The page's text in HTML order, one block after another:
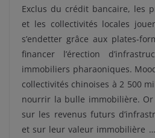
Exclus du crédit bancaire, les
et les collectivités locales
s’endetter grâce aux plates-
financer l’érection
immobiliers pharaoniques.
collectivités chinoises à 2 500
nourrir la bulle immobilière. Or
sur les revenus futurs
et sur leur valeur immobilière